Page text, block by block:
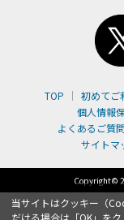
当サイトはクッキー（
だける場合は「OK」をク
TOP 初めてご
個人情報
よくあるご質
サイトマ
Copyright©